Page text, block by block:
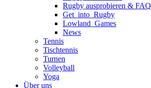
Rugby ausprobieren & FAQ
Get_into_Rugby
Lowland_Games
News
Tennis
Tischtennis
Turnen
Volleyball
Yoga
Über uns